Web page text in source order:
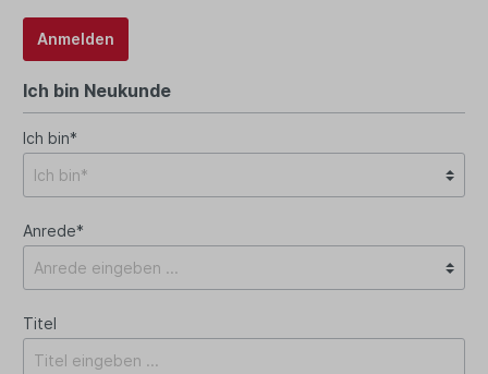
Anmelden
Ich bin Neukunde
Ich bin*
Anrede*
Titel